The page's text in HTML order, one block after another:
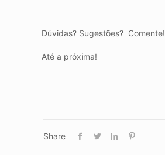
Dúvidas? Sugestões? Comente!
Até a próxima!
Share